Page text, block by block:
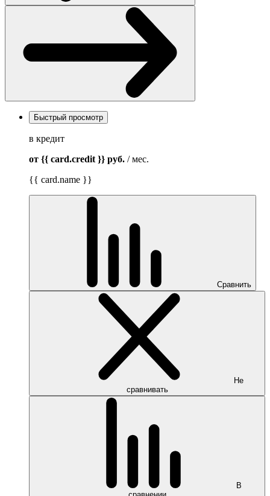
Быстрый просмотр
в кредит
от {{ card.credit }} руб. / мес.
{{ card.name }}
Сравнить
Не
сравнивать
В